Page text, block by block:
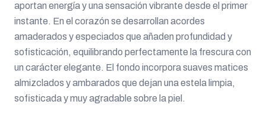
aportan energía y una sensación vibrante desde el primer
instante. En el corazón se desarrollan acordes
amaderados y especiados que añaden profundidad y
sofisticación, equilibrando perfectamente la frescura con
un carácter elegante. El fondo incorpora suaves matices
almizclados y ambarados que dejan una estela limpia,
sofisticada y muy agradable sobre la piel.